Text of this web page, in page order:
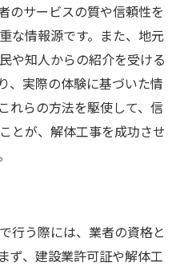
のサービスの質や信頼性を
な情報源です。また、地元
や知人からの紹介を受ける
、実際の体験に基づいた情
れらの方法を駆使して、信
とが、解体工事を成功させ
行う際には、業者の資格と
ず、建設業許可証や解体工